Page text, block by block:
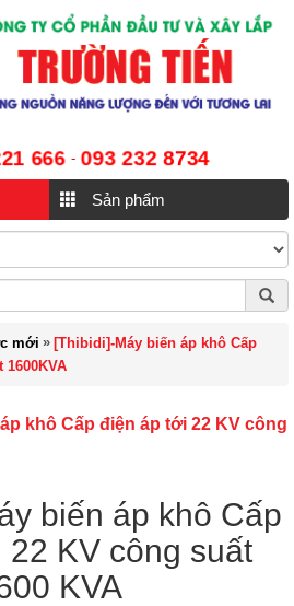
666 - 093 232 8734
Sản phẩm
mới » [Thibidi]-Máy biến áp khô Cấp
khô Cấp điện áp tới 22 KV công
biến áp khô Cấp
KV công suất
KVA